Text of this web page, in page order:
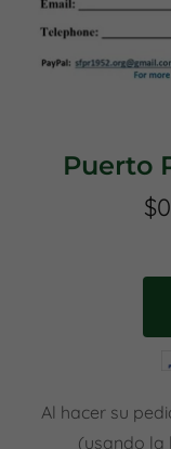
Puerto
Al hacer su
(usando la